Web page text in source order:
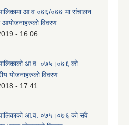
आ.व.०७६/०७७ मा संचालन
आयोजनाहरुको विवरण
- 16:06
आ.व. ०७५।०७६ को
योजनाहरुको विवरण
- 17:41
आ.व. ०७५।०७६ को सवै